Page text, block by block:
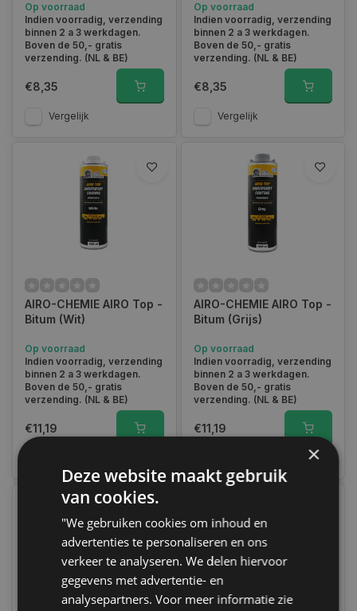
Op voorraad
Indien voorradig, verzending
binnen 2 a 3 werkdagen.
Boven de 50,- gratis
verzending. (NL & BE)
€8,35
Vergelijk
Op voorraad
Indien voorradig, verzending
binnen 2 a 3 werkdagen.
Boven de 50,- gratis
verzending. (NL & BE)
€8,35
Vergelijk
AIRO-CHEMIE AIRO Top -
Bitum (Wit)
Op voorraad
Indien voorradig, verzending
binnen 2 a 3 werkdagen.
Boven de 50,- gratis
verzending. (NL & BE)
€11,19
AIRO-CHEMIE AIRO Top -
Bitum (Grijs)
Op voorraad
Indien voorradig, verzending
binnen 2 a 3 werkdagen.
Boven de 50,- gratis
verzending. (NL & BE)
€11,19
×
Deze website maakt gebruik
van cookies.
"We gebruiken cookies om inhoud en
advertenties te personaliseren en ons
verkeer te analyseren. We delen hiervoor
gegevens met advertentie- en
analysepartners. Voor meer informatie zie